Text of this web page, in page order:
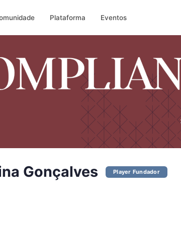
Plataforma Eventos
Gonçalves Player Fundador